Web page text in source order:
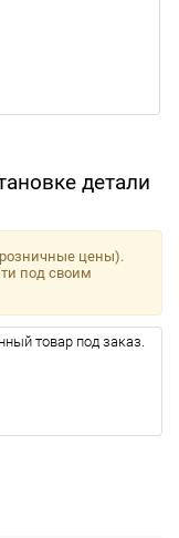
детали
розничные цены).
под своим
товар под заказ.